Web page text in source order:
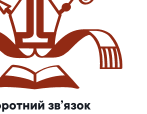
зв’язок